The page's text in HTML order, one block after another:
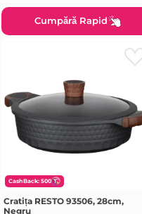
Cumpără Rapid
CashBack: 500
Cratița RESTO 93506, 28cm,
Negru